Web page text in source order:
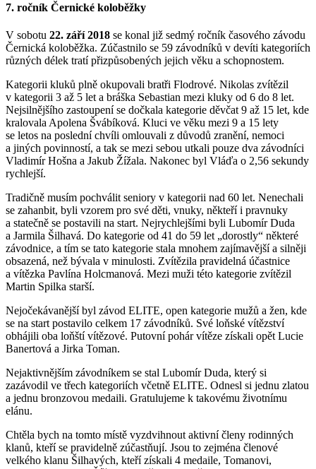
7. ročník Černické koloběžky
V sobotu 22. září 2018 se konal již sedmý ročník časového závodu
Černická koloběžka. Zúčastnilo se 59 závodníků v devíti kategoriích
různých délek tratí přizpůsobených jejich věku a schopnostem.
Kategorii kluků plně okupovali bratři Flodrové. Nikolas zvítězil
v kategorii 3 až 5 let a bráška Sebastian mezi kluky od 6 do 8 let.
Nejsilnějšího zastoupení se dočkala kategorie děvčat 9 až 15 let, kde
kralovala Apolena Švábíková. Kluci ve věku mezi 9 a 15 lety
se letos na poslední chvíli omlouvali z důvodů zranění, nemoci
a jiných povinností, a tak se mezi sebou utkali pouze dva závodníci
Vladimír Hošna a Jakub Žížala. Nakonec byl Vláďa o 2,56 sekundy
rychlejší.
Tradičně musím pochválit seniory v kategorii nad 60 let. Nenechali
se zahanbit, byli vzorem pro své děti, vnuky, někteří i pravnuky
a statečně se postavili na start. Nejrychlejšími byli Lubomír Duda
a Jarmila Šilhavá. Do kategorie od 41 do 59 let „dorostly“ některé
závodnice, a tím se tato kategorie stala mnohem zajímavější a silněji
obsazená, než bývala v minulosti. Zvítězila pravidelná účastnice
a vítězka Pavlína Holcmanová. Mezi muži této kategorie zvítězil
Martin Spilka starší.
Nejočekávanější byl závod ELITE, open kategorie mužů a žen, kde
se na start postavilo celkem 17 závodníků. Své loňské vítězství
obhájili oba loňští vítězové. Putovní pohár vítěze získali opět Lucie
Banertová a Jirka Toman.
Nejaktivnějším závodníkem se stal Lubomír Duda, který si
zazávodil ve třech kategoriích včetně ELITE. Odnesl si jednu zlatou
a jednu bronzovou medaili. Gratulujeme k takovému životnímu
elánu.
Chtěla bych na tomto místě vyzdvihnout aktivní členy rodinných
klanů, kteří se pravidelně zúčastňují. Jsou to zejména členové
velkého klanu Šilhavých, kteří získali 4 medaile, Tomanovi,